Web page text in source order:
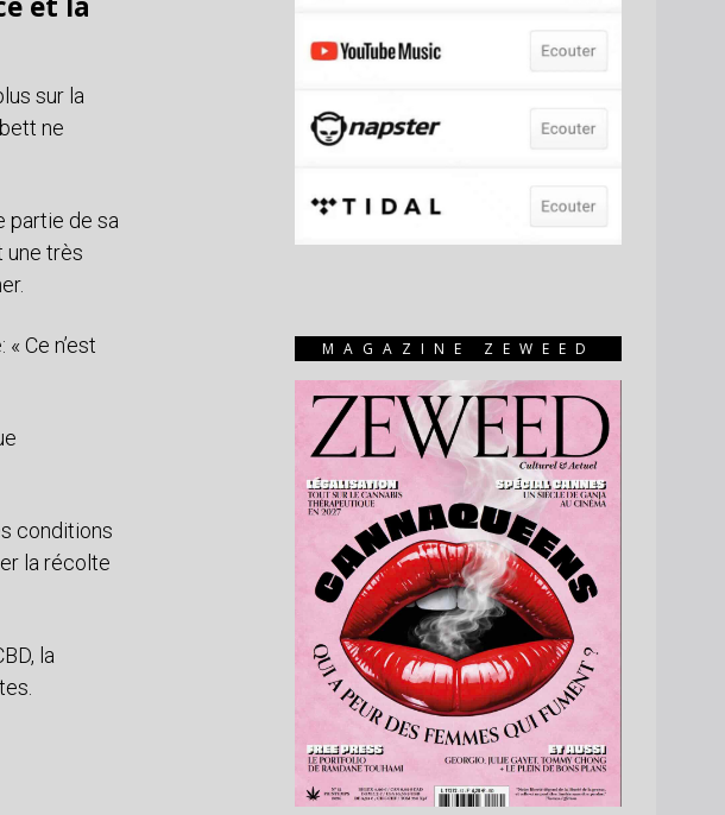
sur la
ne
partie de sa
une très
Ce n’est
conditions
la récolte
la
MAGAZINE ZEWEED